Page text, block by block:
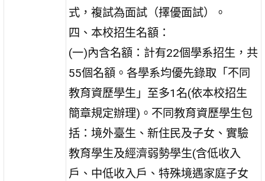
式，複試為面試（擇優面試）。
四、本校招生名額：
(一)內含名額：計有22個學系招生，共
55個名額。各學系均優先錄取「不同
教育資歷學生」至多1名(依本校招生
簡章規定辦理)。不同教育資歷學生包
括：境外臺生、新住民及子女、實驗
教育學生及經濟弱勢學生(含低收入
戶、中低收入戶、特殊境遇家庭子女